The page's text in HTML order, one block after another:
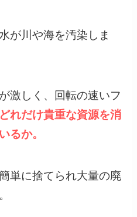
が川や海を汚染しま
激しく、回転の速いフ
どれだけ貴重な資源を消
るか。
単に捨てられ大量の廃